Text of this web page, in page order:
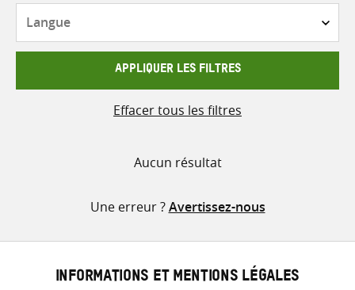
APPLIQUER LES FILTRES
Effacer tous les filtres
Aucun résultat
Une erreur ?Avertissez-nous
INFORMATIONS ET MENTIONS LÉGALES